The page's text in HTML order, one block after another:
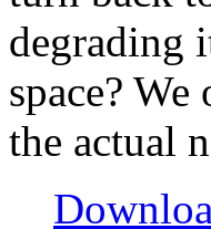
degrading
space?
the actual